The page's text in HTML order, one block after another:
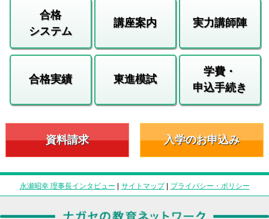
合格
システム
講座案内 実力講師陣
合格実績 東進模試
学費・
申込手続き
資料請求 入学のお申込み
永瀬昭幸 理事長インタビュー | サイトマップ| プライバシー・ポリシー